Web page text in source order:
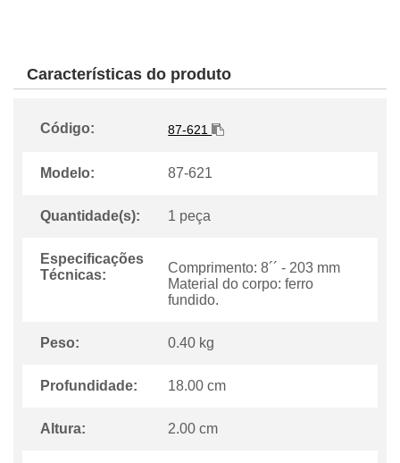
Características do produto
Código: 87-621
Modelo: 87-621
Quantidade(s): 1 peça
Especificações
Técnicas:
Comprimento: 8´´ - 203 mm
Material do corpo: ferro
fundido.
Peso: 0.40 kg
Profundidade: 18.00 cm
Altura: 2.00 cm